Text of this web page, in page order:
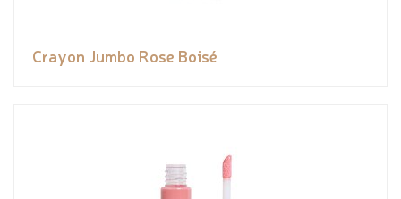
Crayon Jumbo Rose Boisé